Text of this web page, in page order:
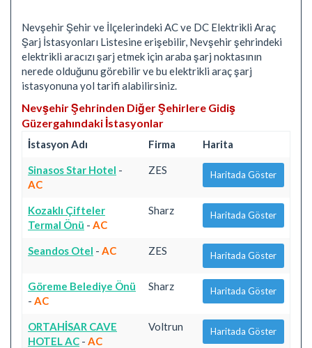
Nevşehir Şehir ve İlçelerindeki AC ve DC Elektrikli Araç
Şarj İstasyonları Listesine erişebilir, Nevşehir şehrindeki
elektrikli aracızı şarj etmek için araba şarj noktasının
nerede olduğunu görebilir ve bu elektrikli araç şarj
istasyonuna yol tarifi alabilirsiniz.
Nevşehir Şehrinden Diğer Şehirlere Gidiş
Güzergahındaki İstasyonlar
İstasyon Adı Firma Harita
Sinasos Star Hotel -
AC
ZES Haritada Göster
Kozaklı Çifteler
Termal Önü - AC
Sharz Haritada Göster
Seandos Otel - AC ZES Haritada Göster
Göreme Belediye Önü
- AC
Sharz Haritada Göster
ORTAHİSAR CAVE
HOTEL AC - AC
Voltrun Haritada Göster